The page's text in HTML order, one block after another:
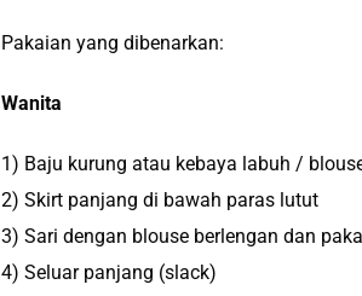
Pakaian yang dibenarkan:
Wanita
1) Baju kurung atau kebaya labuh /
2) Skirt panjang di bawah paras lutut
3) Sari dengan blouse berlengan dan
4) Seluar panjang (slack)